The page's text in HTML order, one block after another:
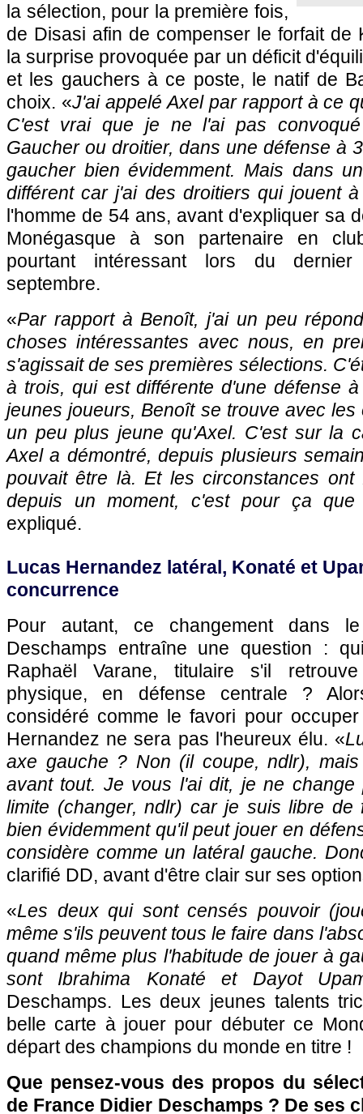
la sélection, pour la première fois,
de Disasi afin de compenser le forfait de
la surprise provoquée par un déficit
et les gauchers à ce poste, le natif de
choix. «J'ai appelé Axel par rapport à ce
C'est vrai que je ne l'ai pas convoqué
Gaucher ou droitier, dans une défense à
gaucher bien évidemment. Mais dans
différent car j'ai des droitiers qui jouent
l'homme de 54 ans, avant d'expliquer sa
Monégasque à son partenaire en
pourtant intéressant lors du dernier
septembre.
«Par rapport à Benoît, j'ai un peu
choses intéressantes avec nous, en
s'agissait de ses premières sélections.
à trois, qui est différente d'une défense
jeunes joueurs, Benoît se trouve avec
un peu plus jeune qu'Axel. C'est sur la
Axel a démontré, depuis plusieurs
pouvait être là. Et les circonstances
depuis un moment, c'est pour ça
expliqué.
Lucas Hernandez latéral, Konaté et
concurrence
Pour autant, ce changement dans
Deschamps entraîne une question :
Raphaël Varane, titulaire s'il
physique, en défense centrale ?
considéré comme le favori pour
Hernandez ne sera pas l'heureux élu. «
axe gauche ? Non (il coupe, ndlr),
avant tout. Je vous l'ai dit, je ne
limite (changer, ndlr) car je suis libre
bien évidemment qu'il peut jouer en
considère comme un latéral gauche.
clarifié DD, avant d'être clair sur ses
«Les deux qui sont censés pouvoir
même s'ils peuvent tous le faire dans
quand même plus l'habitude de jouer à
sont Ibrahima Konaté et Dayot
Deschamps. Les deux jeunes talents
belle carte à jouer pour débuter ce
départ des champions du monde en titre !
Que pensez-vous des propos du
de France Didier Deschamps ? De ses